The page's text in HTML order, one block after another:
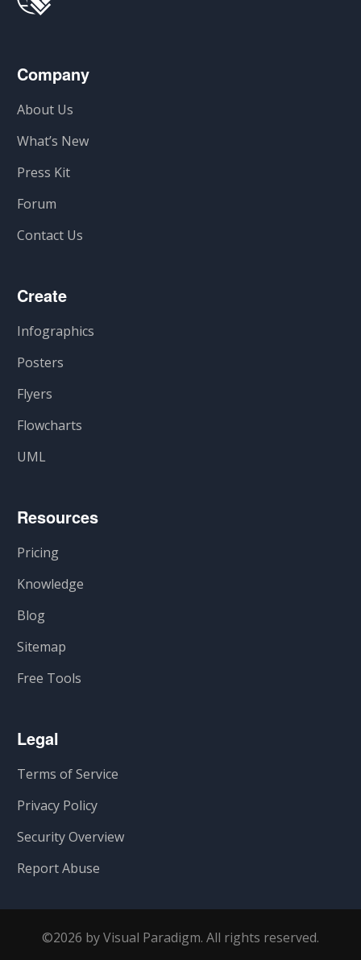
Company
About Us
What’s New
Press Kit
Forum
Contact Us
Create
Infographics
Posters
Flyers
Flowcharts
UML
Resources
Pricing
Knowledge
Blog
Sitemap
Free Tools
Legal
Terms of Service
Privacy Policy
Security Overview
Report Abuse
©2026 by Visual Paradigm. All rights reserved.